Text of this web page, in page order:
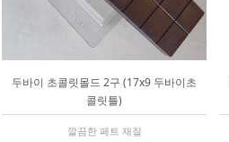
두바이 초콜릿몰드 2구 (17x9 두바이초
콜릿틀)
깔끔한 페트 재질